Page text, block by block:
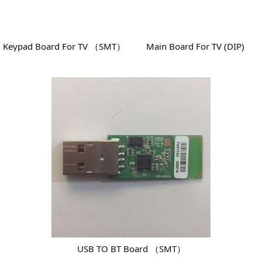
Keypad Board For TV （SMT） Main Board For TV (DIP)
USB TO BT Board （SMT）